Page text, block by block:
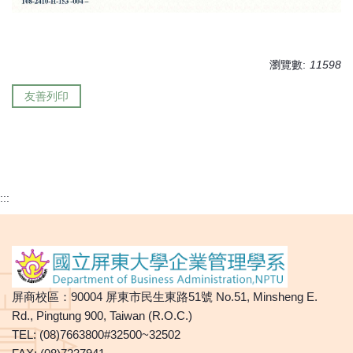
瀏覽數: 11598
友善列印
:::
屏商校區：90004 屏東市民生東路51號 No.51, Minsheng E.
Rd., Pingtung 900, Taiwan (R.O.C.)
TEL: (08)7663800#32500~32502